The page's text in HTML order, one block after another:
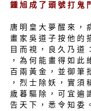
鍾 旭 成 了 頭 號 打 鬼
唐 明 皇 大 夢 醒 來 ，
畫 家 吳 道 子 按 他 的
目 而 視 ， 良 久 乃 道
， 為 何 能 畫 得 如 此
百 兩 黃 金 ， 並 御 筆
， 烈 士 除 妖 ， 實 須
歲 暮 驅 除 ， 可 宜 遍
告 天 下 ， 悉 令 知 委